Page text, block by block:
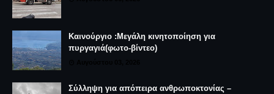
Καινούργιο :Μεγάλη κινητοποίηση για
πυργαγιά(φωτο-βίντεο)
Σύλληψη για απόπειρα ανθρωποκτονίας –